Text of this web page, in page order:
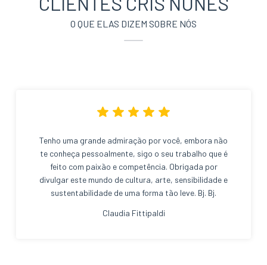
O QUE ELAS DIZEM SOBRE NÓS
Tenho uma grande admiração por você, embora não
te conheça pessoalmente, sigo o seu trabalho que é
feito com paixão e competência. Obrigada por
divulgar este mundo de cultura, arte, sensibilidade e
sustentabilidade de uma forma tão leve. Bj. Bj.
Claudia Fittipaldi